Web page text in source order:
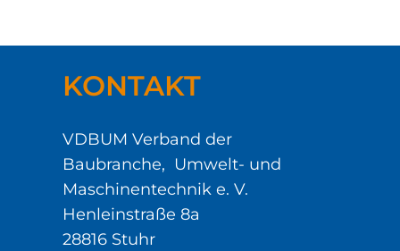
KONTAKT
VDBUM Verband der
Baubranche, Umwelt- und
Maschinentechnik e. V.
Henleinstraße 8a
28816 Stuhr